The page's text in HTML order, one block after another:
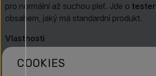
pro normální až suchou pleť. Jde o tester
obsahem, jaký má standardní produkt.
Vlastnosti
Zjemňující čisticí mléko
konzistencí.
COOKIES